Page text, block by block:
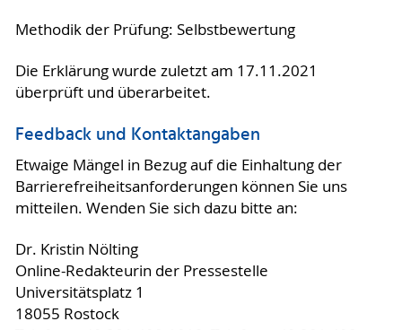
Methodik der Prüfung: Selbstbewertung
Die Erklärung wurde zuletzt am 17.11.2021
überprüft und überarbeitet.
Feedback und Kontaktangaben
Etwaige Mängel in Bezug auf die Einhaltung der
Barrierefreiheitsanforderungen können Sie uns
mitteilen. Wenden Sie sich dazu bitte an:
Dr. Kristin Nölting
Online-Redakteurin der Pressestelle
Universitätsplatz 1
18055 Rostock